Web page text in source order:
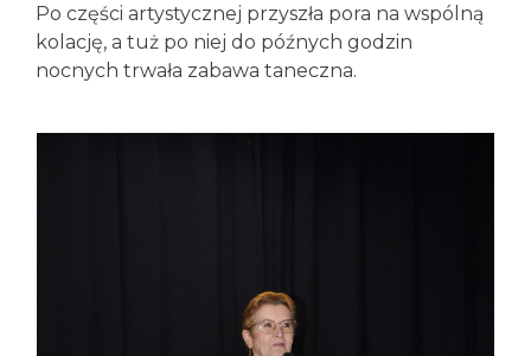
Po części artystycznej przyszła pora na wspólną
kolację, a tuż po niej do późnych godzin
nocnych trwała zabawa taneczna.